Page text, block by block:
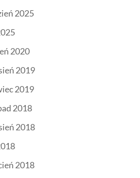
2025
2020
2019
2019
2018
2018
2018